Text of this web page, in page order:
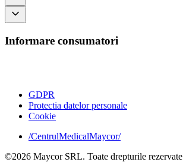
Informare consumatori
GDPR
Protectia datelor personale
Cookie
/CentrulMedicalMaycor/
©2026 Maycor SRL. Toate drepturile rezervate